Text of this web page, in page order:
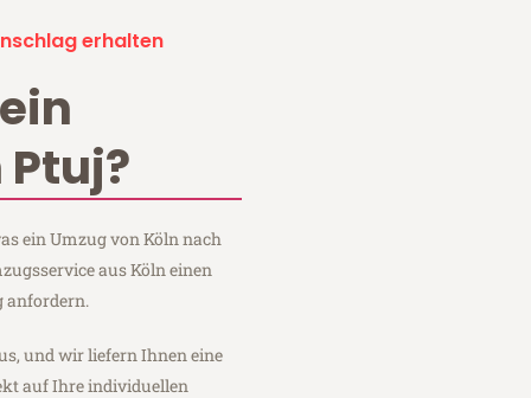
erhalten
ein Umzug von Köln nach
aus Köln einen
anfordern.
und wir liefern Ihnen eine
auf Ihre individuellen